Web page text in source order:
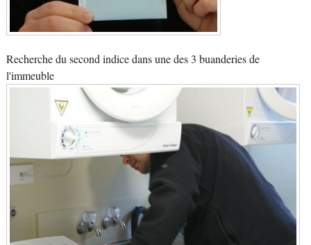
Recherche du second indice dans une des 3 buanderies de
l'immeuble